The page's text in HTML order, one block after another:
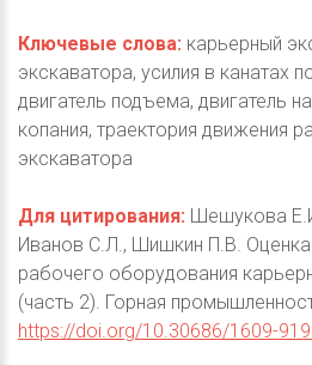
Ключевые слова: карьерный
экскаватора, усилия в канатах
двигатель подъема, двигатель
копания, траектория движения
экскаватора
Для цитирования: Шешукова
Иванов С.Л., Шишкин П.В. Оценка
рабочего оборудования
(часть 2). Горная
https://doi.org/10.30686/1609-